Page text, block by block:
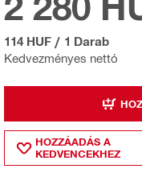
Kedvezményes nettó
114 HUF / 1 Darab
HOZZÁADÁS A
KEDVENCEKHEZ